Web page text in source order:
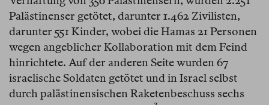
Palästinenser getötet, darunter 1.462 Zivilisten,
darunter 551 Kinder, wobei die Hamas 21 Personen
wegen angeblicher Kollaboration mit dem Feind
hinrichtete. Auf der anderen Seite wurden 67
israelische Soldaten getötet und in Israel selbst
durch palästinensischen Raketenbeschuss sechs